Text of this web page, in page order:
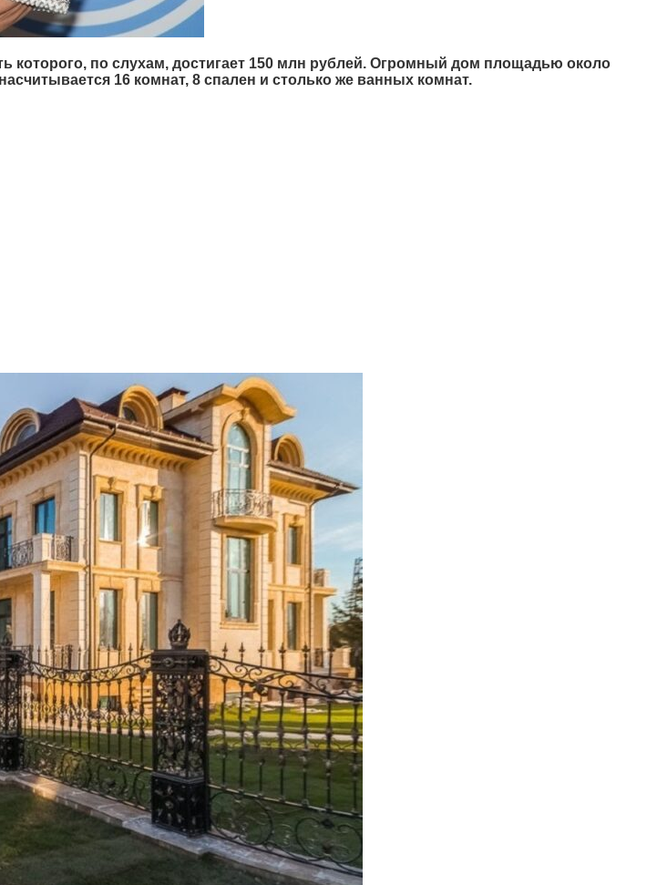
которого, по слухам, достигает 150 млн рублей. Огромный дом площадью около
16 комнат, 8 спален и столько же ванных комнат.